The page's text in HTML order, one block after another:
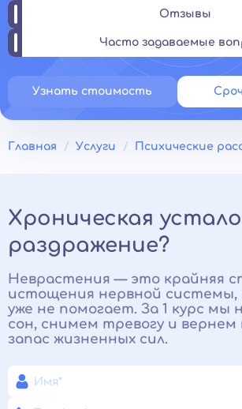
Отзывы
Часто задаваемые
Узнать стоимость
Главная Услуги Психические
Хроническая
раздражение?
Неврастения — это крайняя
истощения нервной системы,
уже не помогает. За 1 курс мы
сон, снимем тревогу и
запас жизненных сил.